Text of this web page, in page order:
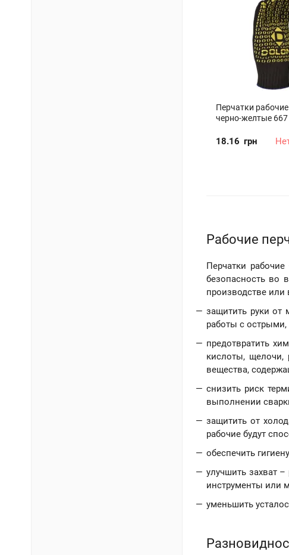
Перчатки
черно-желтые 667
18.16 грн
Рабочие
Перчатки
безопасность во
производстве
защитить руки от
работы с
предотвратить
кислоты, щелочи,
вещества,
снизить риск
выполнении
защитить от
рабочие будут
обеспечить
улучшить захват
инструменты или
уменьшить